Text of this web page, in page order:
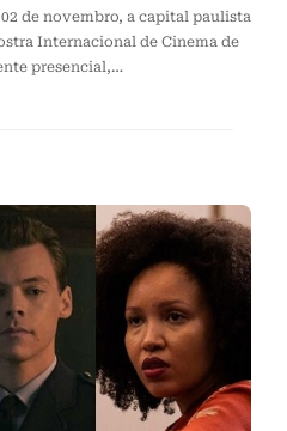
de novembro, a capital paulista
Internacional de Cinema de
presencial,…